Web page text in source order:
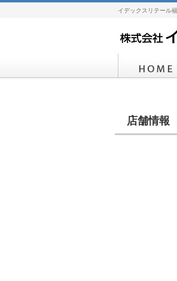
イデックスリテール
店舗情